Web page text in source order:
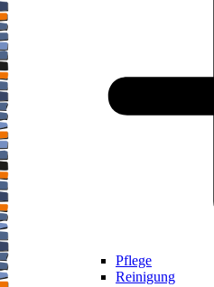
Pflege
Reinigung